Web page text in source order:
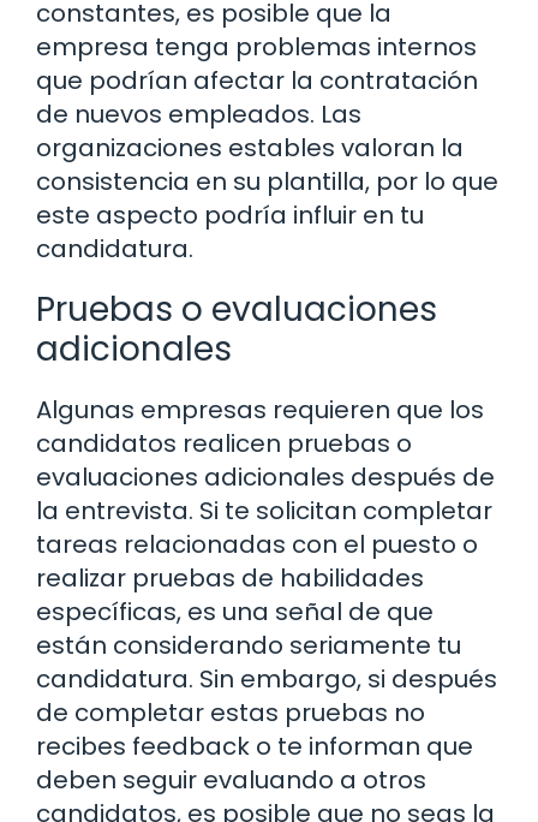
constantes, es posible que la
empresa tenga problemas internos
que podrían afectar la contratación
de nuevos empleados. Las
organizaciones estables valoran la
consistencia en su plantilla, por lo que
este aspecto podría influir en tu
candidatura.
Pruebas o evaluaciones
adicionales
Algunas empresas requieren que los
candidatos realicen pruebas o
evaluaciones adicionales después de
la entrevista. Si te solicitan completar
tareas relacionadas con el puesto o
realizar pruebas de habilidades
específicas, es una señal de que
están considerando seriamente tu
candidatura. Sin embargo, si después
de completar estas pruebas no
recibes feedback o te informan que
deben seguir evaluando a otros
candidatos, es posible que no seas la